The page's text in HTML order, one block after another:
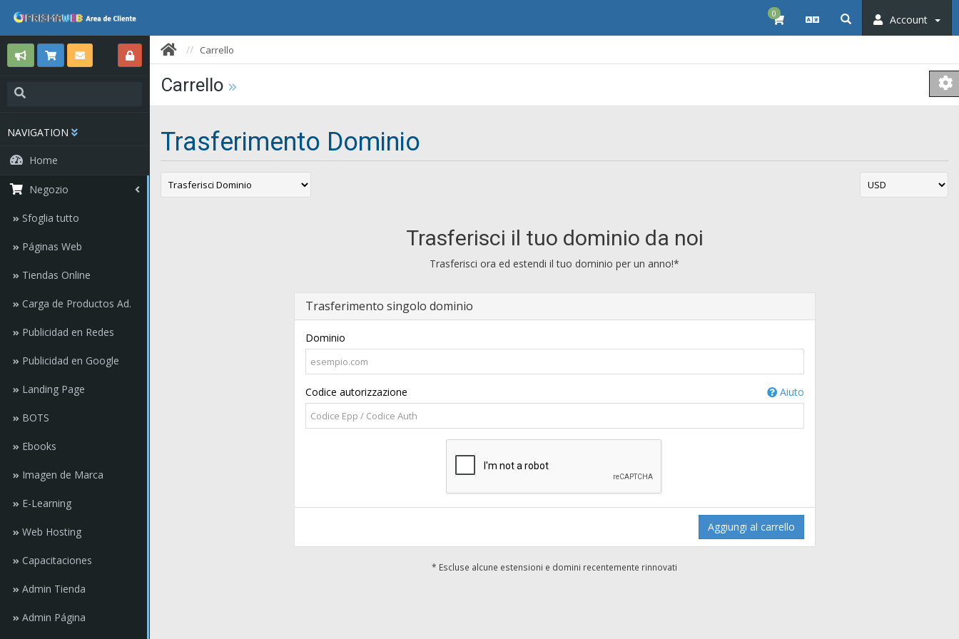
0 Account
NAVIGATION
Home
Negozio
Sfoglia tutto
Páginas Web
Tiendas Online
Carga de Productos Ad.
Publicidad en Redes
Publicidad en Google
Landing Page
BOTS
Ebooks
Imagen de Marca
E-Learning
Web Hosting
Capacitaciones
Admin Tienda
Admin Página
Carrello
Carrello
Trasferimento Dominio
Trasferisci il tuo dominio da noi
Trasferisci ora ed estendi il tuo dominio per un anno!*
Trasferimento singolo dominio
Dominio
Codice autorizzazione Aiuto
Aggiungi al carrello
* Escluse alcune estensioni e domini recentemente rinnovati